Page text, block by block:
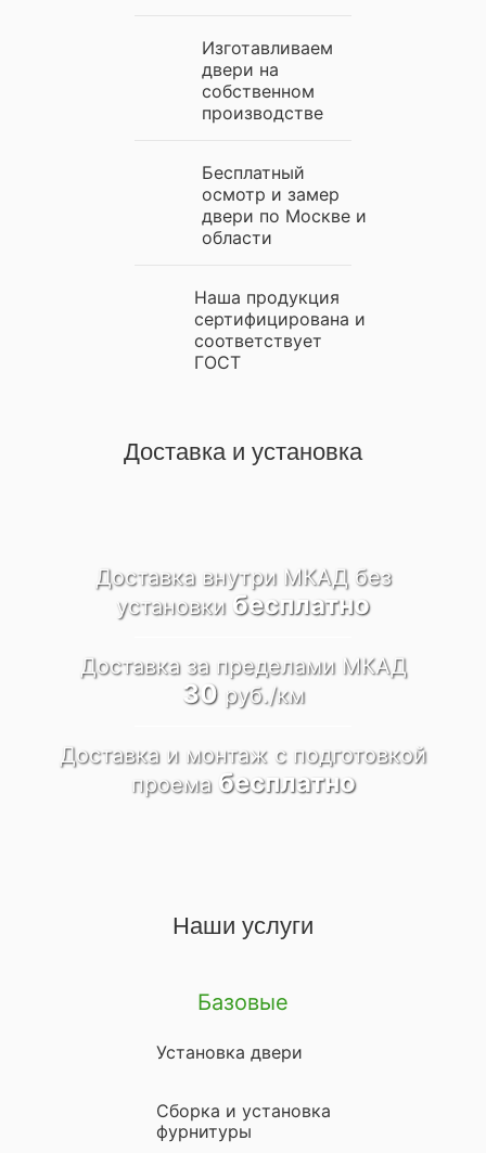
Изготавливаем
двери на
собственном
производстве
Бесплатный
осмотр и замер
двери по Москве и
области
Наша продукция
сертифицирована и
соответствует
ГОСТ
Доставка и установка
Доставка внутри МКАД без
установки бесплатно
Доставка за пределами МКАД
30руб./км
Доставка и монтаж c подготовкой
проема бесплатно
Наши услуги
Базовые
Установка двери
Сборка и установка
фурнитуры